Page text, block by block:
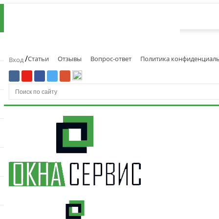
Вход/Статьи Отзывы Вопрос-ответ Политика